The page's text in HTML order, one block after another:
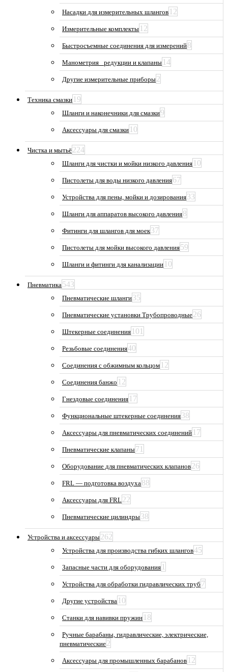
Насадки для измерительных шлангов 12
Измерительные комплекты 12
Быстросъемные соединения для измерений8
Манометрия_ редукции и клапаны 14
Другие измерительные приборы2
Техника смазки 19
Шланги и наконечники для смазки9
Аксессуары для смазки 10
Чистка и мытьё224
Шланги для чистки и мойки низкого давления 10
Пистолеты для воды низкого давления67
Устройства для пены, мойки и дозирования33
Шланги для аппаратов высокого давления8
Фитинги для шлангов для моек37
Пистолеты для мойки высокого давления59
Шланги и фитинги для канализации 10
Пневматика543
Пневматические шланги35
Пневматические установки Трубопроводные26
Штекерные соединения 101
Резьбовые соединения40
Соединения с обжимным кольцом 12
Соединения банжо 12
Гнездовые соединения 17
Функциональные штекерные соединения38
Аксессуары для пневматических соединений 17
Пневматические клапаны71
Оборудование для пневматических клапанов26
FRL — подготовка воздуха88
Аксессуары для FRL22
Пневматические цилиндры38
Устройства и аксессуары262
Устройства для производства гибких шлангов45
Запасные части для оборудования 1
Устройства для обработки гидравлических труб 7
Другие устройства 10
Станки для навивки пружин 18
Ручные барабаны, гидравлические, электрические,
пневматические2
Аксессуары для промышленных барабанов 12